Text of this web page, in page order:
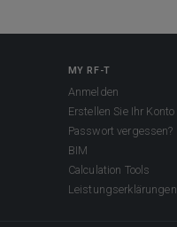
MY RF-T
Anmelden
Erstellen Sie Ihr Konto
Passwort vergessen?
BIM
Calculation Tools
Leistungserklärungen